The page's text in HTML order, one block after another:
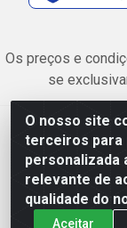
O nosso site
terceiros para
personalizada
relevante de
qualidade do
Aceitar
Os preços e
se
Safra Agrícola e
Esplanada dos